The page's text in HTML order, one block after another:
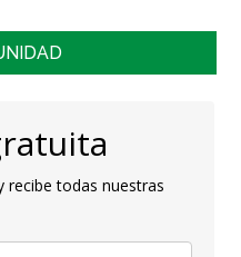
recibe todas nuestras